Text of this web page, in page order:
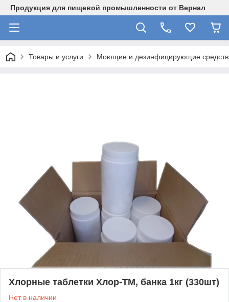
Продукция для пищевой промышленности от Вернал
Товары и услуги Моющие и дезинфицирующие
Хлорные таблетки Хлор-ТМ, банка 1кг (330шт)
Нет в наличии